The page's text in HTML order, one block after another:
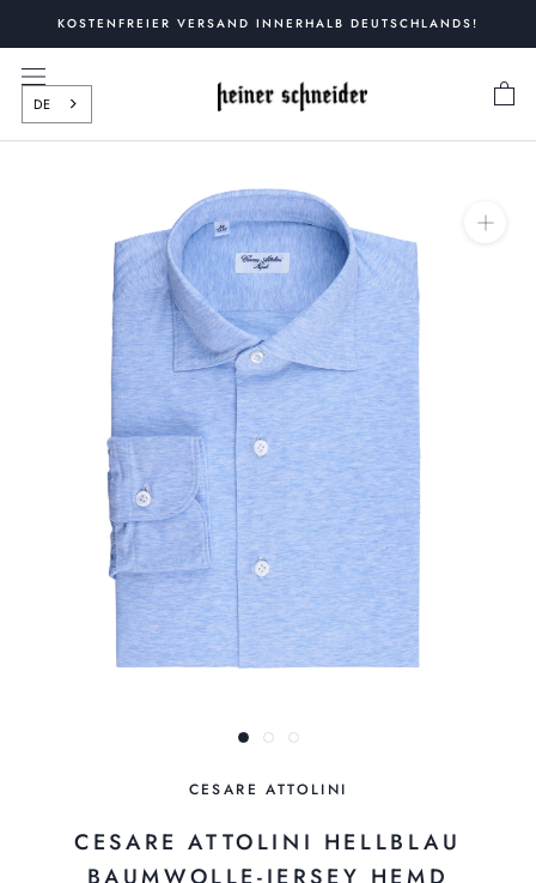
springen
KOSTENFREIER VERSAND INNERHALB DEUTSCHLANDS!
DE
CESARE ATTOLINI
CESARE ATTOLINI HELLBLAU